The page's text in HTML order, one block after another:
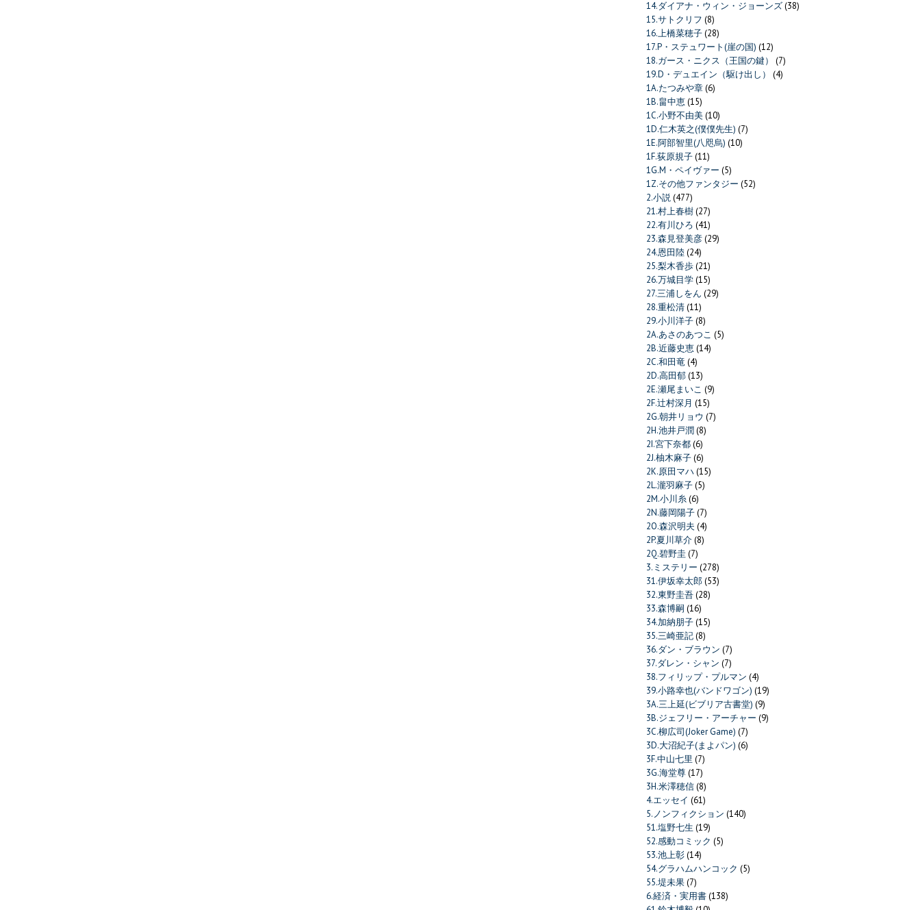
14.ダイアナ・ウィン・ジョーンズ(38)
15.サトクリフ (8)
16.上橋菜穂子(28)
17.P・ステュワート(崖の国) (12)
18.ガース・ニクス（王国の鍵）
(7)
19.D・デュエイン（駆け出し）
(4)
1A.たつみや章(6)
1B.畠中恵(15)
1C.小野不由美(10)
1D.仁木英之(僕僕先生) (7)
1E.阿部智里(八咫烏) (10)
1F.荻原規子(11)
1G.M・ペイヴァー (5)
1Z.その他ファンタジー (52)
2.小説(477)
21.村上春樹(27)
22.有川ひろ (41)
23.森見登美彦(29)
24.恩田陸(24)
25.梨木香歩(21)
26.万城目学(15)
27.三浦しをん (29)
28.重松清(11)
29.小川洋子(8)
2A.あさのあつこ (5)
2B.近藤史恵(14)
2C.和田竜(4)
2D.高田郁(13)
2E.瀬尾まいこ (9)
2F.辻村深月 (15)
2G.朝井リョウ (7)
2H.池井戸潤(8)
2I.宮下奈都(6)
2J.柚木麻子(6)
2K.原田マハ (15)
2L.瀧羽麻子(5)
2M.小川糸(6)
2N.藤岡陽子(7)
2O.森沢明夫 (4)
2P.夏川草介(8)
2Q.碧野圭(7)
3.ミステリー (278)
31.伊坂幸太郎(53)
32.東野圭吾(28)
33.森博嗣 (16)
34.加納朋子(15)
35.三崎亜記(8)
36.ダン・ブラウン (7)
37.ダレン・シャン (7)
38.フィリップ・プルマン (4)
39.小路幸也(バンドワゴン) (19)
3A.三上延(ビブリア古書堂) (9)
3B.ジェフリー・アーチャー (9)
3C.柳広司(Joker Game) (7)
3D.大沼紀子(まよパン) (6)
3F.中山七里 (7)
3G.海堂尊(17)
3H.米澤穂信(8)
4.エッセイ (61)
5.ノンフィクション (140)
51.塩野七生 (19)
52.感動コミック (5)
53.池上彰(14)
54.グラハムハンコック (5)
55.堤未果(7)
6.経済・実用書(138)